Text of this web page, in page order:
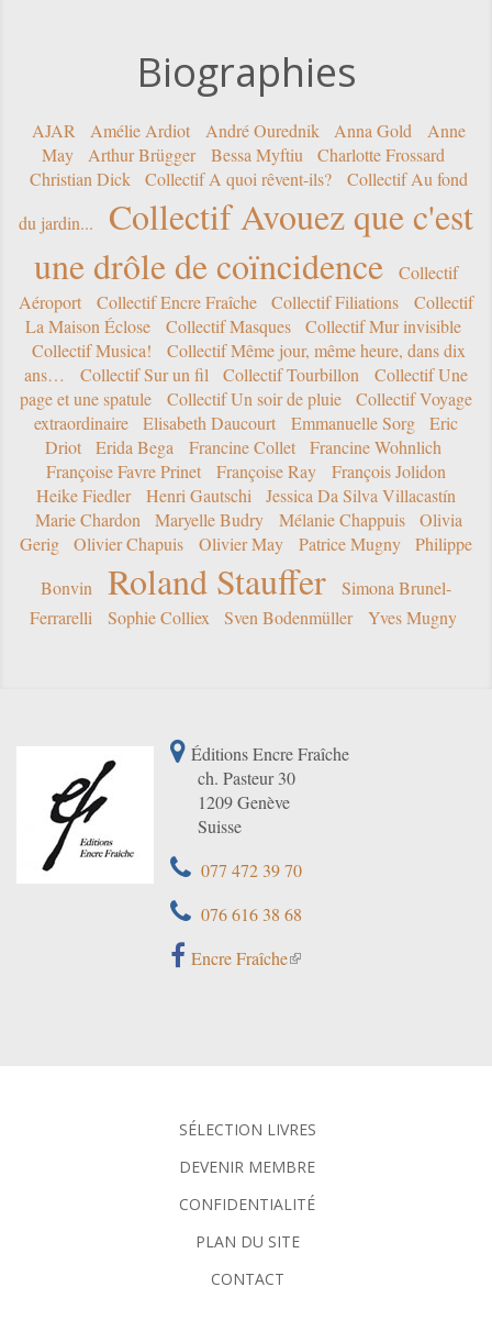
Biographies
AJAR Amélie Ardiot André Ourednik Anna Gold
Anne
May
Arthur Brügger Bessa Myftiu
Charlotte Frossard
Christian Dick
Collectif A quoi rêvent-ils?
Collectif Au fond
du jardin...
Collectif Avouez que c'est
une drôle de coïncidence
Collectif
Aéroport
Collectif Encre Fraîche Collectif Filiations
Collectif
La Maison Éclose
Collectif Masques
Collectif Mur invisible
Collectif Musica!
Collectif Même jour, même heure, dans dix
ans…
Collectif Sur un fil Collectif Tourbillon
Collectif Une
page et une spatule
Collectif Un soir de pluie
Collectif Voyage
extraordinaire
Elisabeth Daucourt Emmanuelle Sorg
Eric
Driot
Erida Bega Francine Collet
Francine Wohnlich
Françoise Favre Prinet
Françoise Ray
François Jolidon
Heike Fiedler
Henri Gautschi
Jessica Da Silva Villacastín
Marie Chardon
Maryelle Budry Mélanie Chappuis
Olivia
Gerig
Olivier Chapuis Olivier May Patrice Mugny
Philippe
Bonvin
Roland Stauffer
Simona Brunel-
Ferrarelli
Sophie Colliex Sven Bodenmüller Yves Mugny
Éditions Encre Fraîche
ch. Pasteur 30
1209 Genève
Suisse
077 472 39 70
076 616 38 68
Encre Fraîche
SÉLECTION LIVRES
DEVENIR MEMBRE
CONFIDENTIALITÉ
PLAN DU SITE
CONTACT